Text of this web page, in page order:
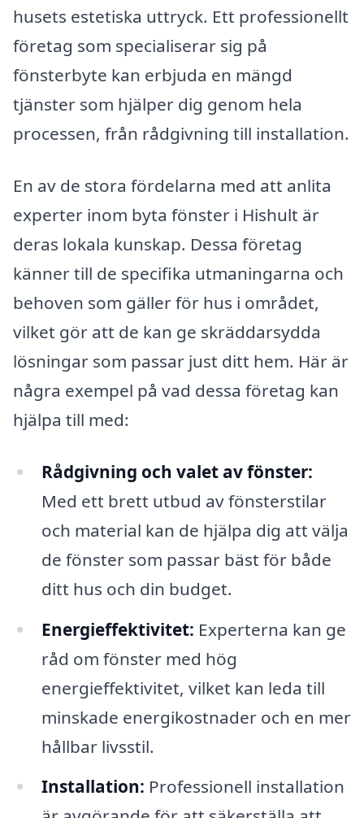
husets estetiska uttryck. Ett professionellt
företag som specialiserar sig på
fönsterbyte kan erbjuda en mängd
tjänster som hjälper dig genom hela
processen, från rådgivning till installation.
En av de stora fördelarna med att anlita
experter inom byta fönster i Hishult är
deras lokala kunskap. Dessa företag
känner till de specifika utmaningarna och
behoven som gäller för hus i området,
vilket gör att de kan ge skräddarsydda
lösningar som passar just ditt hem. Här är
några exempel på vad dessa företag kan
hjälpa till med:
Rådgivning och valet av fönster:
Med ett brett utbud av fönsterstilar
och material kan de hjälpa dig att välja
de fönster som passar bäst för både
ditt hus och din budget.
Energieffektivitet: Experterna kan ge
råd om fönster med hög
energieffektivitet, vilket kan leda till
minskade energikostnader och en mer
hållbar livsstil.
Installation: Professionell installation